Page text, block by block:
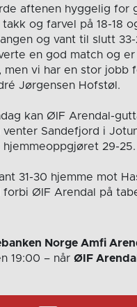
aftenen hyggelig for
takk og farvel på 18-18
og vant til slutt 33-
en god match og
men vi har en stor jobb
Jørgensen Hofstøl.
kan ØIF Arendal-
venter Sandefjord i
hjemmeoppgjøret 29-25.
31-30 hjemme mot
forbi ØIF Arendal på
Norge Amfi
19:00 – når ØIF Arendal